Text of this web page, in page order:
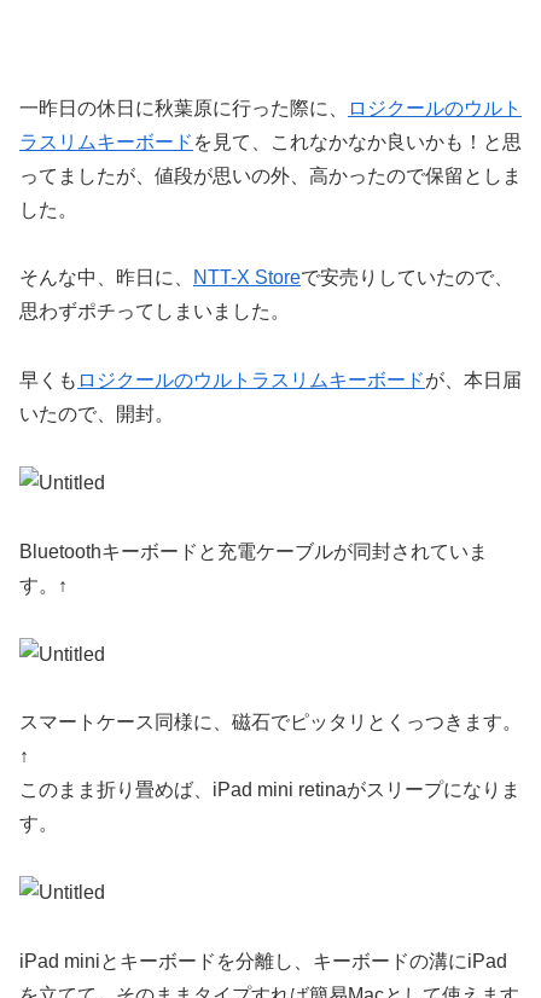
一昨日の休日に秋葉原に行った際に、
ロジクールのウルト
ラスリムキーボード を見て、これなかなか良いかも！と思
ってましたが、値段が思いの外、高かったので保留としま
した。
そんな中、昨日に、 NTT-X Storeで安売りしていたので、
思わずポチってしまいました。
早くも ロジクールのウルトラスリムキーボードが、本日届
いたので、開封。
Bluetoothキーボードと充電ケーブルが同封されていま
す。↑
スマートケース同様に、磁石でピッタリとくっつきます。
↑
このまま折り畳めば、iPad mini retinaがスリープになりま
す。
iPad miniとキーボードを分離し、キーボードの溝にiPad